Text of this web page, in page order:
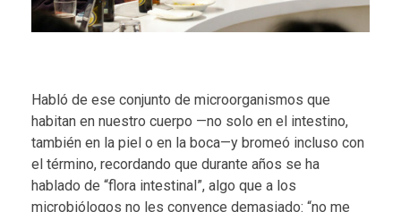
Habló de ese conjunto de microorganismos que
habitan en nuestro cuerpo —no solo en el intestino,
también en la piel o en la boca—y bromeó incluso con
el término, recordando que durante años se ha
hablado de “flora intestinal”, algo que a los
microbiólogos no les convence demasiado: “no me